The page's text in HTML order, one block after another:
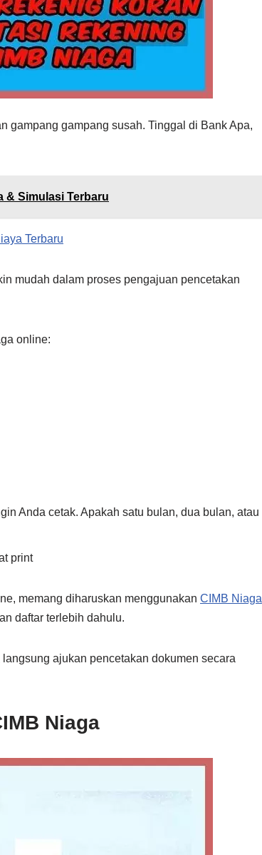
gampang gampang susah. Tinggal di Bank Apa,
& Simulasi Terbaru
Terbaru
mudah dalam proses pengajuan pencetakan
online:
Anda cetak. Apakah satu bulan, dua bulan, atau
print
memang diharuskan menggunakan CIMB Niaga
daftar terlebih dahulu.
ajukan pencetakan dokumen secara
Niaga